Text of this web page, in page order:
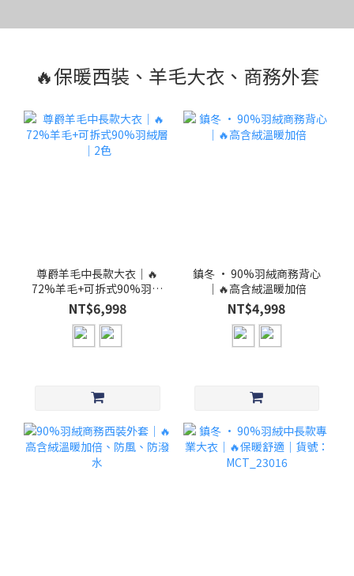
🔥保暖西裝、羊毛大衣、商務外套
尊爵羊毛中長款大衣│🔥
72%羊毛+可拆式90%羽絨
層│2色
NT$6,998
鎮冬 · 90%羽絨商務背心
│🔥高含絨溫暖加倍
NT$4,998